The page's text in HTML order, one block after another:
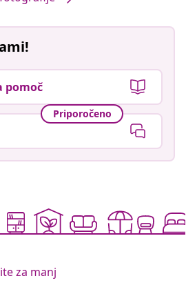
pomoč
Priporočeno
za manj